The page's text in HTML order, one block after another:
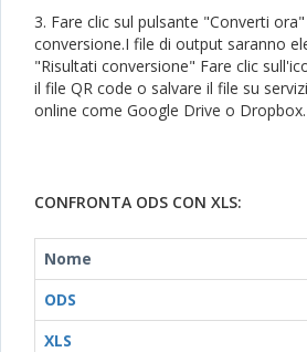
3. Fare clic sul pulsante "Converti
conversione.I file di output saranno
"Risultati conversione" Fare clic
il file QR code o salvare il file su
online come Google Drive o Dropbox.
CONFRONTA ODS CON XLS:
Nome
ODS
XLS